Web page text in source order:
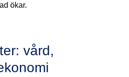
ökar.
vård,